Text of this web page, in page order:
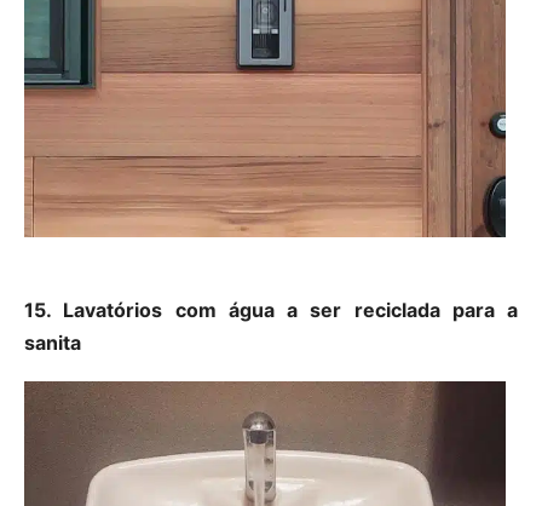
15. Lavatórios com água a ser reciclada para a
sanita